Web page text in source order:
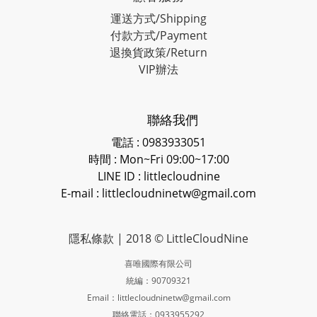
運送方式/Shipping
付款方式/Payment
退換貨政策/Return
VIP辦法
聯絡我們
電話 : 0983933051
時間 : Mon~Fri 09:00~17:00
LINE ID : littlecloudnine
E-mail : littlecloudninetw@gmail.com
隱私條款 | 2018 © LittleCloudNine
喜唯國際有限公司
統編：90709321
Email：littlecloudninetw@gmail.com